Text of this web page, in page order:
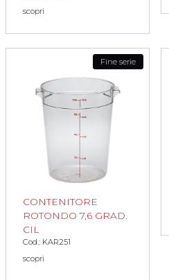
scopri
Fine serie
CONTENITORE
ROTONDO 7,6 GRAD.
CIL
Cod.: KAR251
scopri